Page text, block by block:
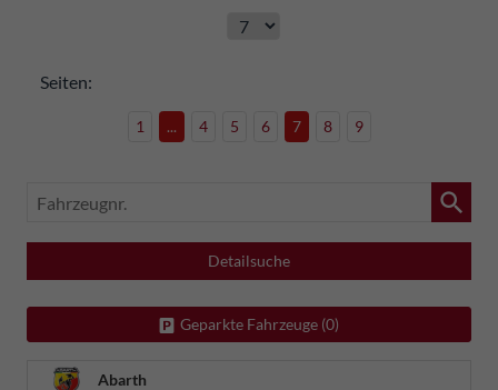
Seiten:
1 ... 4 5 6 7 8 9
Fahrzeugnr.
Detailsuche
Geparkte Fahrzeuge (0)
Abarth